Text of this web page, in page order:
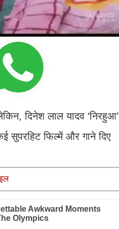
दिनेश लाल यादव ‘निरहुआ’
सुपरहिट फिल्में और गाने दिए